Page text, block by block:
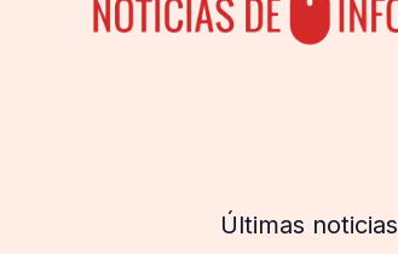
Últimas noticias